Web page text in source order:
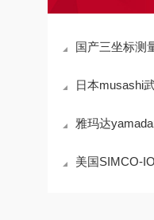
国产三坐标测
日本musashi武藏
雅玛达yamada山田隔
美国SIMCO-ION思美高